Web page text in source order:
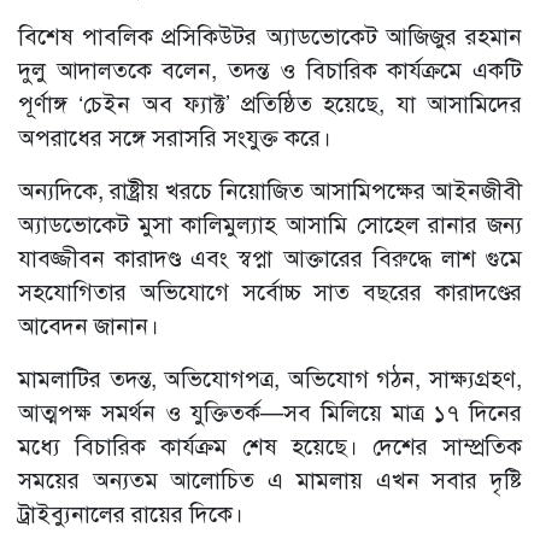
বিশেষ পাবলিক প্রসিকিউটর অ্যাডভোকেট আজিজুর রহমান
দুলু আদালতকে বলেন, তদন্ত ও বিচারিক কার্যক্রমে একটি
পূর্ণাঙ্গ ‘চেইন অব ফ্যাক্ট’ প্রতিষ্ঠিত হয়েছে, যা আসামিদের
অপরাধের সঙ্গে সরাসরি সংযুক্ত করে।
অন্যদিকে, রাষ্ট্রীয় খরচে নিয়োজিত আসামিপক্ষের আইনজীবী
অ্যাডভোকেট মুসা কালিমুল্যাহ আসামি সোহেল রানার জন্য
যাবজ্জীবন কারাদণ্ড এবং স্বপ্না আক্তারের বিরুদ্ধে লাশ গুমে
সহযোগিতার অভিযোগে সর্বোচ্চ সাত বছরের কারাদণ্ডের
আবেদন জানান।
মামলাটির তদন্ত, অভিযোগপত্র, অভিযোগ গঠন, সাক্ষ্যগ্রহণ,
আত্মপক্ষ সমর্থন ও যুক্তিতর্ক—সব মিলিয়ে মাত্র ১৭ দিনের
মধ্যে বিচারিক কার্যক্রম শেষ হয়েছে। দেশের সাম্প্রতিক
সময়ের অন্যতম আলোচিত এ মামলায় এখন সবার দৃষ্টি
ট্রাইব্যুনালের রায়ের দিকে।